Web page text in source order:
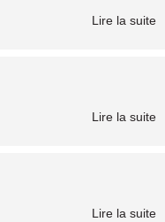
Lire la suite
Lire la suite
Lire la suite